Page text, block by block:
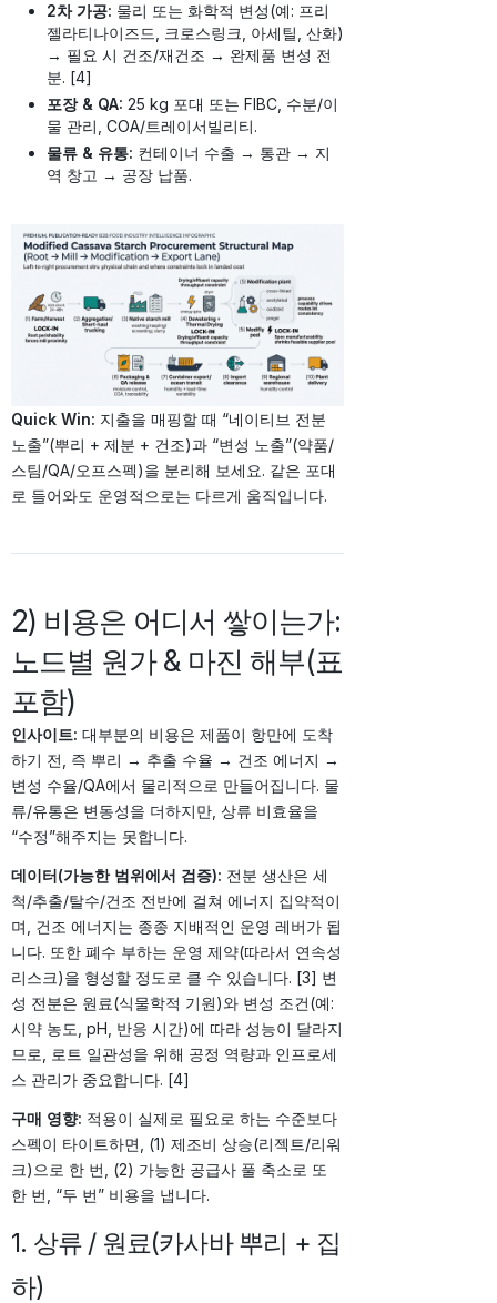
2차 가공: 물리 또는 화학적 변성(예: 프리
젤라티나이즈드, 크로스링크, 아세틸, 산화)
→ 필요 시 건조/재건조 → 완제품 변성 전
분. [4]
포장 & QA: 25 kg 포대 또는 FIBC, 수분/이
물 관리, COA/트레이서빌리티.
물류 & 유통: 컨테이너 수출 → 통관 → 지
역 창고 → 공장 납품.
Quick Win: 지출을 매핑할 때 “네이티브 전분
노출”(뿌리 + 제분 + 건조)과 “변성 노출”(약품/
스팀/QA/오프스펙)을 분리해 보세요. 같은 포대
로 들어와도 운영적으로는 다르게 움직입니다.
2) 비용은 어디서 쌓이는가:
노드별 원가 & 마진 해부(표
포함)
인사이트: 대부분의 비용은 제품이 항만에 도착
하기 전, 즉 뿌리 → 추출 수율 → 건조 에너지 →
변성 수율/QA에서 물리적으로 만들어집니다. 물
류/유통은 변동성을 더하지만, 상류 비효율을
“수정”해주지는 못합니다.
데이터(가능한 범위에서 검증): 전분 생산은 세
척/추출/탈수/건조 전반에 걸쳐 에너지 집약적이
며, 건조 에너지는 종종 지배적인 운영 레버가 됩
니다. 또한 폐수 부하는 운영 제약(따라서 연속성
리스크)을 형성할 정도로 클 수 있습니다. [3] 변
성 전분은 원료(식물학적 기원)와 변성 조건(예:
시약 농도, pH, 반응 시간)에 따라 성능이 달라지
므로, 로트 일관성을 위해 공정 역량과 인프로세
스 관리가 중요합니다. [4]
구매 영향: 적용이 실제로 필요로 하는 수준보다
스펙이 타이트하면, (1) 제조비 상승(리젝트/리워
크)으로 한 번, (2) 가능한 공급사 풀 축소로 또
한 번, “두 번” 비용을 냅니다.
1. 상류 / 원료(카사바 뿌리 + 집
하)